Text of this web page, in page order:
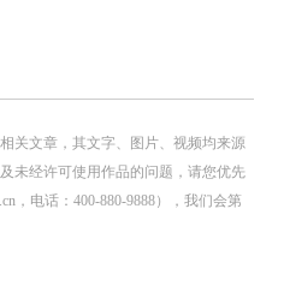
关文章，其文字、图片、视频均来源
未经许可使用作品的问题，请您优先
，电话：400-880-9888），我们会第